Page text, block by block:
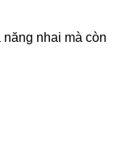
nhai mà còn